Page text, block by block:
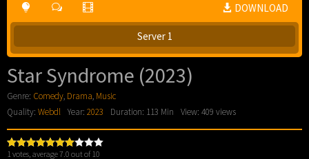
DOWNLOAD
Server 1
Star Syndrome (2023)
Genre: Comedy, Drama, Music
Quality: Webdl Year: 2023 Duration: 113 Min View: 409 views
1 votes, average7.0 out of 10